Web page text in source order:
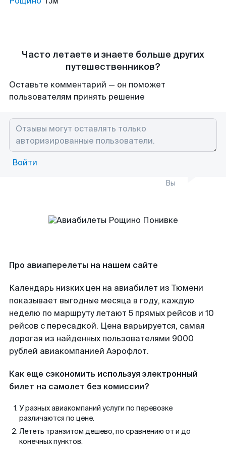
Часто летаете и знаете больше других
путешественников?
Оставьте комментарий — он поможет
пользователям принять решение
Войти
Вы
Про авиаперелеты на нашем сайте
Календарь низких цен на авиабилет из Тюмени
показывает выгодные месяца в году, каждую
неделю по маршруту летают 5 прямых рейсов и 10
рейсов с пересадкой. Цена варьируется, самая
дорогая из найденных пользователями 9000
рублей авиакомпанией Аэрофлот.
Как еще сэкономить используя электронный
билет на самолет без комиссии?
У разных авиакомпаний услуги по перевозке
различаются по цене.
Лететь транзитом дешево, по сравнению от и до
конечных пунктов.